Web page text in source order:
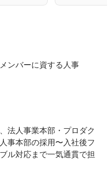
ンバーに資する人事
法人事業本部・プロダク
事本部の採用〜入社後フ
ル対応まで一気通貫で担